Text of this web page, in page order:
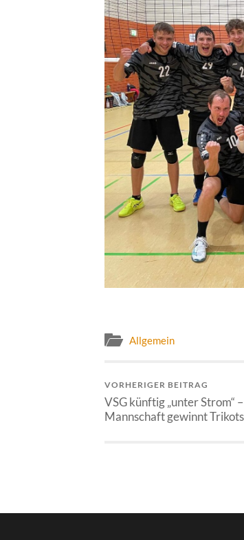
Allgemein
VORHERIGER BEITRAG
VSG künftig „unter Strom“
Mannschaft gewinnt